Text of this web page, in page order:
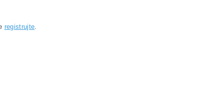
registrujte.